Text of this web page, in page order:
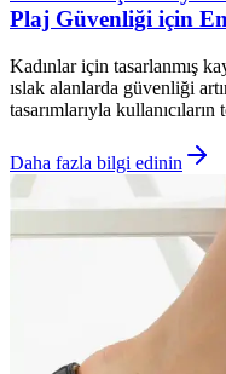
Plaj Güvenliği için
Kadınlar için tasarlanmış
ıslak alanlarda güvenliği
tasarımlarıyla
Daha fazla bilgi edinin